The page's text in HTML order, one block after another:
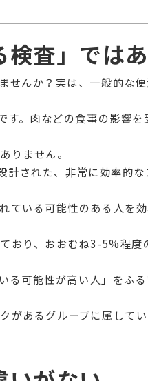
査」では
せんか？実は、一般的な
。肉などの食事の影響を
りません。
された、非常に効率的
ている可能性のある人を
おり、おおむね3-5%程度
る可能性が高い人」をふる
があるグループに属して